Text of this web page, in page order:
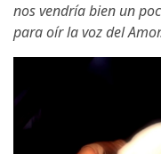
nos vendría bien un
para oír la voz del